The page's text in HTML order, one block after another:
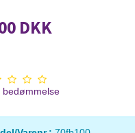
DKK
bedømmelse